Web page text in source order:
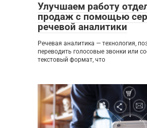
Улучшаем работу
продаж с помощью
речевой аналитики
Речевая аналитика — технология,
переводить голосовые звонки или
текстовый формат, что